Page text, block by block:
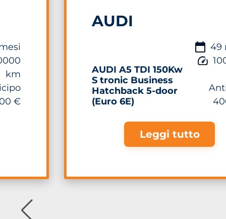
km
€
AUDI
AUDI A5 TDI 150Kw
S tronic Business
Hatchback 5-door
(Euro 6E)
49
Leggi tutto